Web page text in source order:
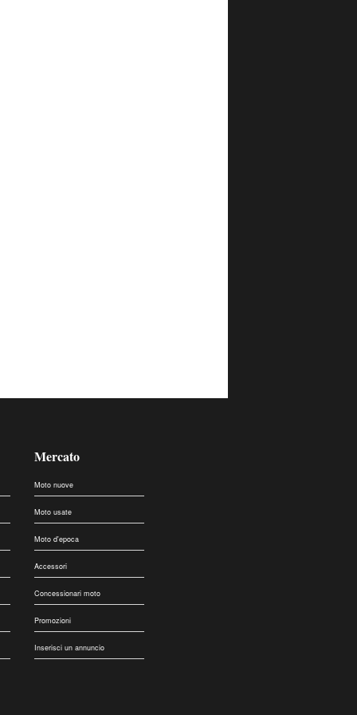
Mercato
Moto nuove
Moto usate
Moto d'epoca
Accessori
Concessionari moto
Promozioni
Inserisci un annuncio